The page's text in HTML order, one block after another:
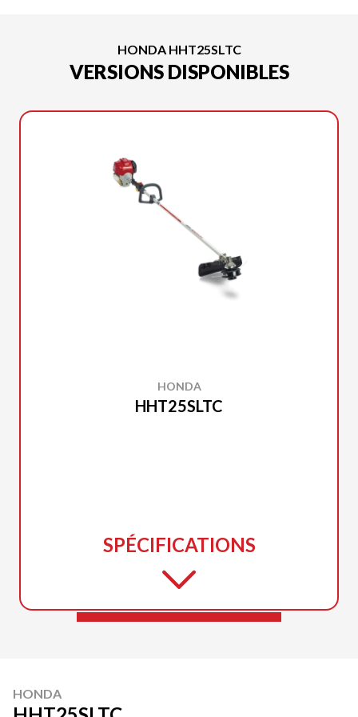
HONDA HHT25SLTC
VERSIONS DISPONIBLES
HONDA
HHT25SLTC
SPÉCIFICATIONS
HONDA